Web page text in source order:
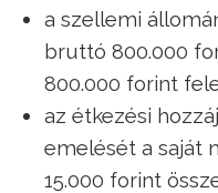
a szellemi
bruttó 800.000
800.000 forint
az étkezési
emelését a saját
15.000 forint